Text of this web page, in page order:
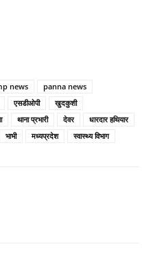
news
panna news
एसडीओपी
खुदकुशी
थाना प्रभारी देवर
धारदार हथियार
भाभी मध्यप्रदेश स्वास्थ्य विभाग